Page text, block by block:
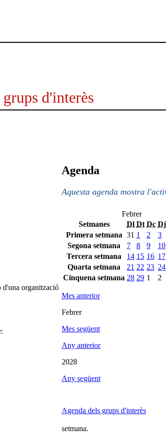
d'interès
d'una organització
Agenda
Aquesta agenda mostra
Febrer
Setmanes
Dl Dt Dc Dj
Primera setmana 31 1 2 3
Segona setmana
7 8 9 10
Tercera setmana
14 15 16 17
Quarta setmana
21 22 23 24
Cinquena setmana 28 29 1 2
Mes anterior
Febrer
Mes següent
Any anterior
2028
Any següent
Agenda dels grups d'interès
setmana.